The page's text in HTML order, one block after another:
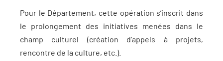
Pour le Département, cette opération s’inscrit dans
le prolongement des initiatives menées dans le
champ culturel (création d’appels à projets,
rencontre de la culture, etc.).